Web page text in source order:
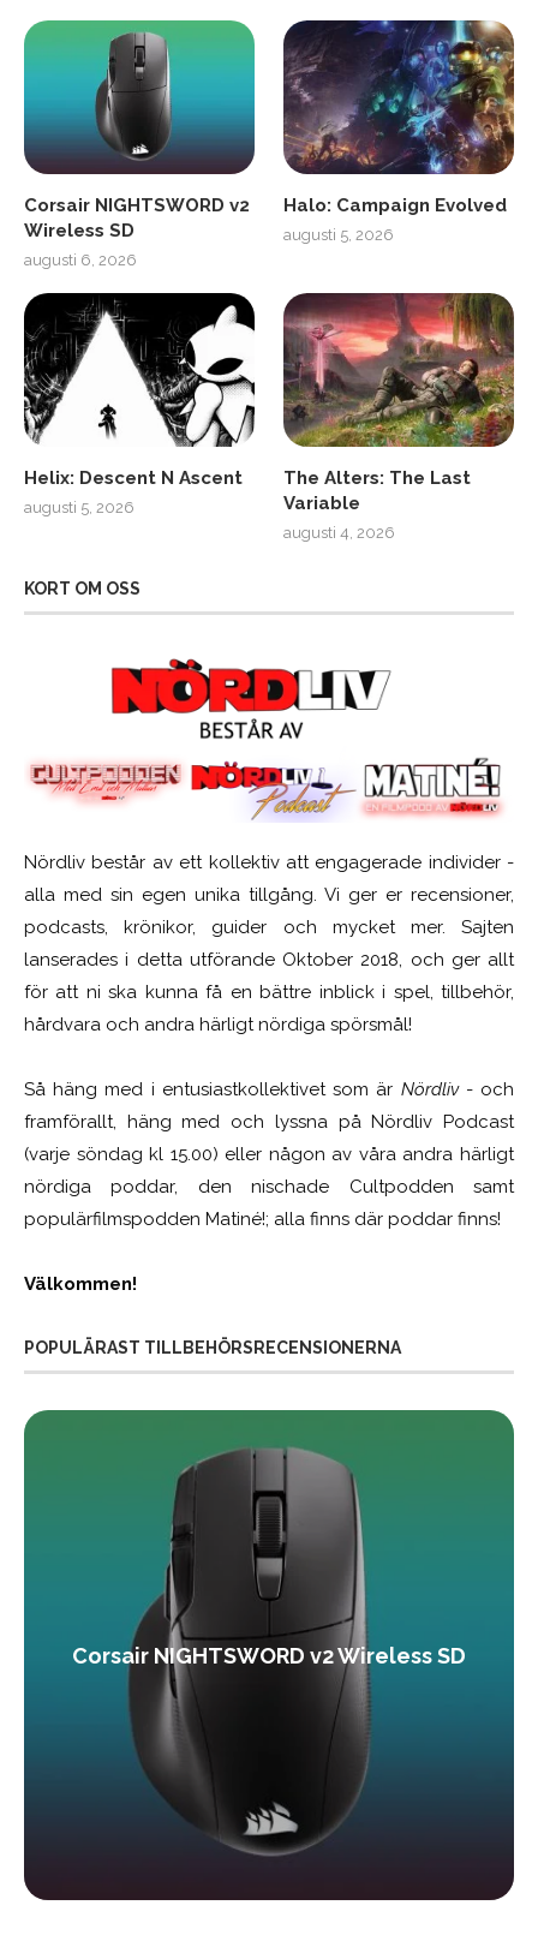
Corsair NIGHTSWORD v2
Wireless SD
augusti 6, 2026
Halo: Campaign Evolved
augusti 5, 2026
Helix: Descent N Ascent
augusti 5, 2026
The Alters: The Last
Variable
augusti 4, 2026
KORT OM OSS
Nördliv består av ett kollektiv att engagerade individer -
alla med sin egen unika tillgång. Vi ger er recensioner,
podcasts, krönikor, guider och mycket mer. Sajten
lanserades i detta utförande Oktober 2018, och ger allt
för att ni ska kunna få en bättre inblick i spel, tillbehör,
hårdvara och andra härligt nördiga spörsmål!
Så häng med i entusiastkollektivet som är Nördliv- och
framförallt, häng med och lyssna på Nördliv Podcast
(varje söndag kl 15.00) eller någon av våra andra härligt
nördiga poddar, den nischade Cultpodden samt
populärfilmspodden Matiné!; alla finns där poddar finns!
Välkommen!
POPULÄRAST TILLBEHÖRSRECENSIONERNA
Corsair NIGHTSWORD v2 Wireless SD